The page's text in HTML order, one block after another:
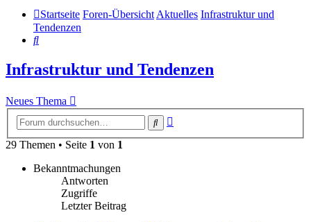
Startseite Foren-ÜbersichtAktuelles Infrastruktur und
Tendenzen
Suche
Infrastruktur und Tendenzen
Neues Thema
Suche
29 Themen • Seite 1 von 1
Bekanntmachungen
Antworten
Zugriffe
Letzter Beitrag